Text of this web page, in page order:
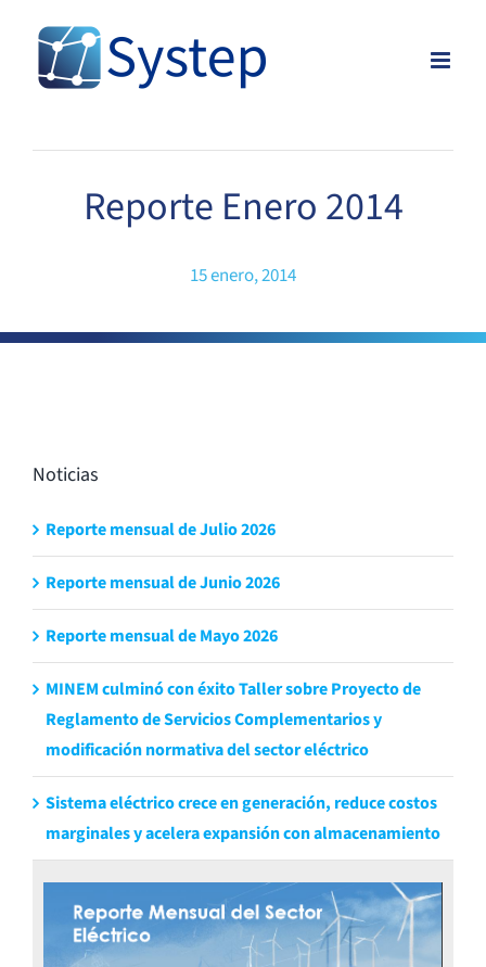
content
Reporte Enero 2014
15 enero, 2014
Noticias
Reporte mensual de Julio 2026
Reporte mensual de Junio 2026
Reporte mensual de Mayo 2026
MINEM culminó con éxito Taller sobre Proyecto de
Reglamento de Servicios Complementarios y
modificación normativa del sector eléctrico
Sistema eléctrico crece en generación, reduce costos
marginales y acelera expansión con almacenamiento